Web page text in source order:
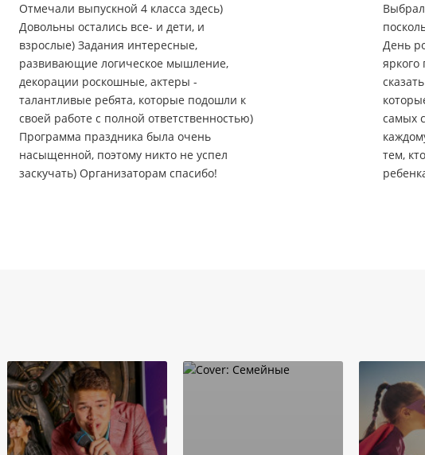
Отмечали выпускной 4 класса здесь)
Довольны остались все- и дети, и
взрослые) Задания интересные,
развивающие логическое мышление,
декорации роскошные, актеры -
талантливые ребята, которые подошли к
своей работе с полной ответственностью)
Программа праздника была очень
насыщенной, поэтому никто не успел
заскучать) Организаторам спасибо!
День
самых
тем,